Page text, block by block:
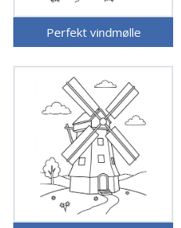
Perfekt vindmølle